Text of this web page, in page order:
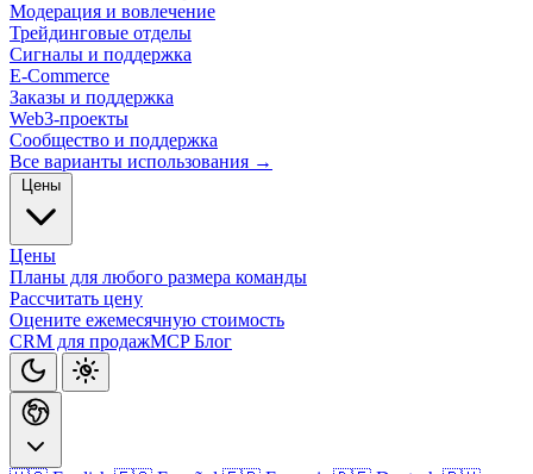
Модерация и вовлечение
Трейдинговые отделы
Сигналы и поддержка
E-Commerce
Заказы и поддержка
Web3-проекты
Сообщество и поддержка
Все варианты использования →
Цены
Цены
Планы для любого размера команды
Рассчитать цену
Оцените ежемесячную стоимость
CRM для продажMCPБлог